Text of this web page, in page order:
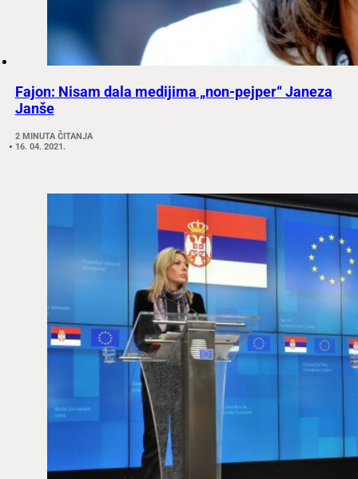
Fajon: Nisam dala medijima „non-pejper“ Janeza
Janše
2 MINUTA ČITANJA
16. 04. 2021.